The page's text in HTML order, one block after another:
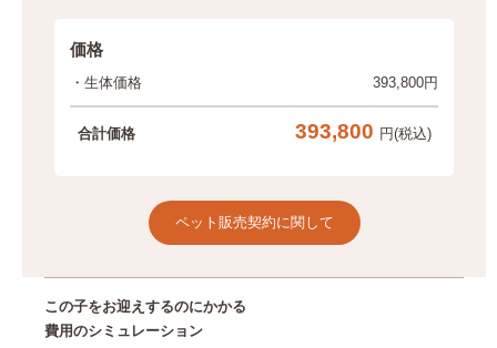
b
o
t
t
価格
・生体価格 393,800円
合計価格 393,800 円(税込)
ペット販売契約に関して
この子をお迎えするのにかかる
費用のシミュレーション